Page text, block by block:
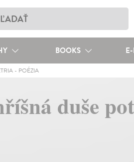
BOOKS
- POÉZIA
duše